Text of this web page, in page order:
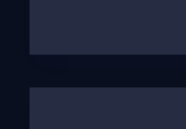
a
g
e